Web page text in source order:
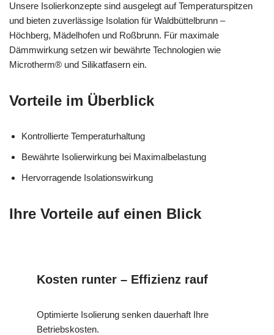
Unsere Isolierkonzepte sind ausgelegt auf Temperaturspitzen
und bieten zuverlässige Isolation für Waldbüttelbrunn –
Höchberg, Mädelhofen und Roßbrunn. Für maximale
Dämmwirkung setzen wir bewährte Technologien wie
Microtherm® und Silikatfasern ein.
Vorteile im Überblick
Kontrollierte Temperaturhaltung
Bewährte Isolierwirkung bei Maximalbelastung
Hervorragende Isolationswirkung
Ihre Vorteile auf einen Blick
Kosten runter – Effizienz rauf
Optimierte Isolierung senken dauerhaft Ihre
Betriebskosten.